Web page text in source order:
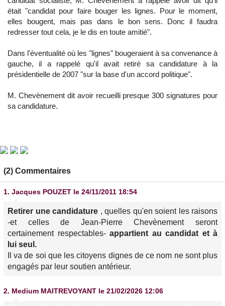
était "candidat pour faire bouger les lignes. Pour le moment,
elles bougent, mais pas dans le bon sens. Donc il faudra
redresser tout cela, je le dis en toute amitié".
Dans l'éventualité où les "lignes" bougeraient à sa convenance à
gauche, il a rappelé qu'il avait retiré sa candidature à la
présidentielle de 2007 "sur la base d'un accord politique".
M. Chevènement dit avoir recueilli presque 300 signatures pour
sa candidature.
(2) Commentaires
1. Jacques POUZET le 24/11/2011 18:54
Retirer une candidature , quelles qu'en soient les raisons
-et celles de Jean-Pierre Chevènement seront
certainement respectables- appartient au candidat et à
lui seul.
Il va de soi que les citoyens dignes de ce nom ne sont plus
engagés par leur soutien antérieur.
2. Medium MAITREVOYANT le 21/02/2026 12:06